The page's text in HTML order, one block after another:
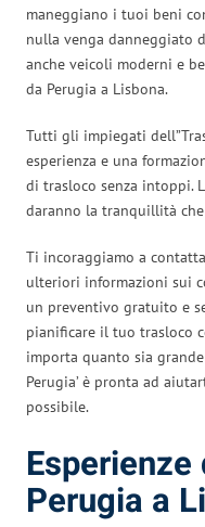
maneggiano i tuoi beni
nulla venga danneggiato
anche veicoli moderni e
da Perugia a Lisbona.
Tutti gli impiegati
esperienza e una
di trasloco senza intoppi.
daranno la tranquillità
Ti incoraggiamo a
ulteriori informazioni sui
un preventivo gratuito e
pianificare il tuo trasloco
importa quanto sia
Perugia’ è pronta ad
possibile.
Perugia a